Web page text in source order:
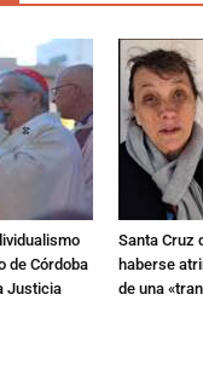
de Córdoba
Justicia
Santa Cruz
haberse
de una